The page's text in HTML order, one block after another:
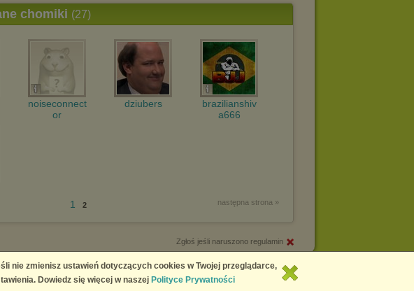
chomiki (27)
noiseconnect
or
dziubers
brazilianshiv
a666
następna strona »
1 2
Zgłoś jeśli naruszono regulamin
Copyright © 2026 Chomikuj.pl
nie zmienisz ustawień dotyczących cookies w Twojej przeglądarce,
Dowiedz się więcej w naszej Polityce Prywatności